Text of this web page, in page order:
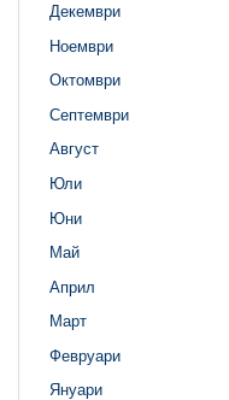
Декември
Ноември
Октомври
Септември
Август
Юли
Юни
Май
Април
Март
Февруари
Януари